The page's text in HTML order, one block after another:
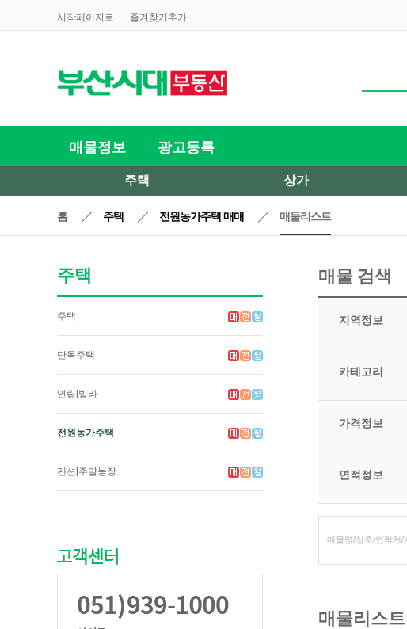
시작페이지로 즐겨찾기추가
매물정보 광고등록
주택 상가
홈 주택 전원농가주택 매매 매물리스트
주택
주택
단독주택
연립|빌라
전원농가주택
팬션|주말농장
매물 검색
지역정보
카테고리
가격정보
면적정보
매물리스트